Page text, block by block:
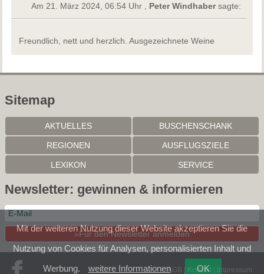
Am 21. März 2024, 06:54 Uhr , Peter Windhabersagte:
Freundlich, nett und herzlich. Ausgezeichnete Weine
Sitemap
AKTUELLES BUSCHENSCHANK
REGIONEN AUSFLUGSZIELE
LEXIKON SERVICE
Newsletter: gewinnen & informieren
»Für den Newsletter anmelden
AGB Kontakt Impressum
Mit der weiteren Nutzung dieser Website akzeptieren Sie die
Nutzung von Cookies für Analysen, personalisierten Inhalt und
Werbung.
weitere Informationen OK